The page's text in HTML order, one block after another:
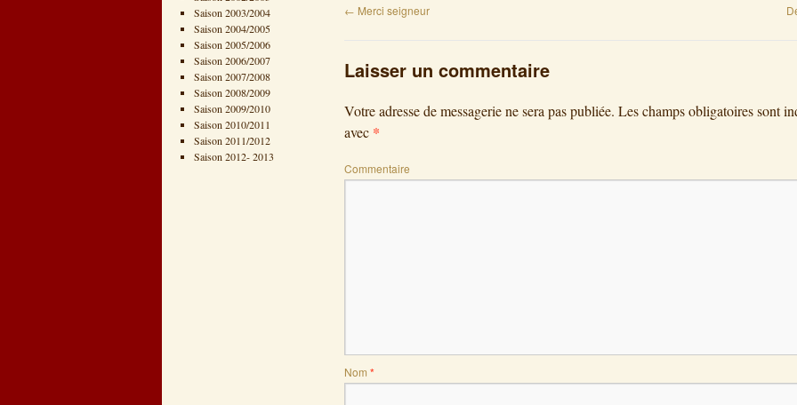
Saison 2003/2004
Saison 2004/2005
Saison 2005/2006
Saison 2006/2007
Saison 2007/2008
Saison 2008/2009
Saison 2009/2010
Saison 2010/2011
Saison 2011/2012
Saison 2012- 2013
← Merci seigneur
Laisser un commentaire
Votre adresse de messagerie ne sera pas publiée. Les champs obligatoires sont
avec *
Commentaire
Nom *